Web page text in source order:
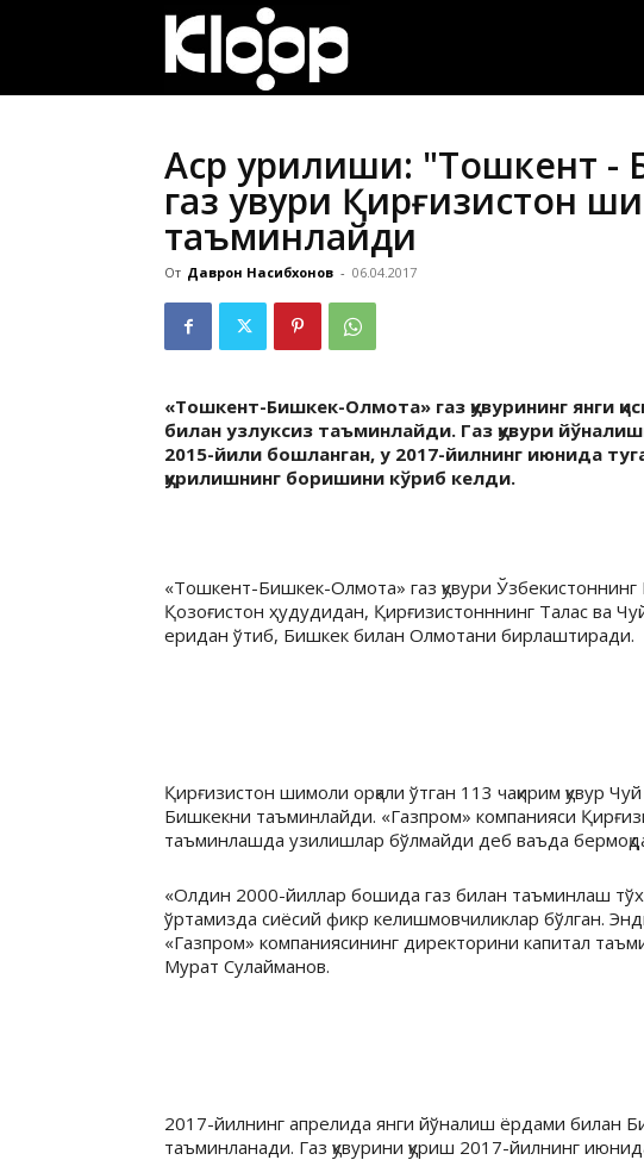
Аср қурилиши: "Тошкент
газ қувури Қирғизистон
таъминлайди
От Даврон Насибхонов - 06.04.2017
«Тошкент-Бишкек-Олмота» газ қувурининг янги
билан узлуксиз таъминлайди. Газ қувури
2015-йили бошланган, у 2017-йилнинг июнида
қурилишнинг боришини кўриб келди.
«Тошкент-Бишкек-Олмота» газ қувури
Қозоғистон ҳудудидан, Қирғизистонннинг Талас ва
еридан ўтиб, Бишкек билан Олмотани бирлаштиради.
Қирғизистон шимоли орқали ўтган 113 чақирим қувур
Бишкекни таъминлайди. «Газпром» компанияси
таъминлашда узилишлар бўлмайди деб ваъда
«Олдин 2000-йиллар бошида газ билан таъминлаш
ўртамизда сиёсий фикр келишмовчиликлар бўлган.
«Газпром» компаниясининг директорини капитал
Мурат Сулайманов.
2017-йилнинг апрелида янги йўналиш ёрдами билан
таъминланади. Газ қувурини қуриш 2017-йилнинг